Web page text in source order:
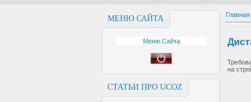
МЕНЮ САЙТА
Меню Сайта
СТАТЬИ ПРО UCOZ
Главная
на